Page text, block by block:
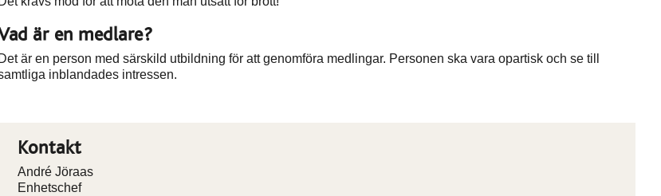
är en medlare?
Det är en person med särskild utbildning för att genomföra medlingar. Personen ska vara opartisk och se till
inblandades intressen.
Kontakt
André Jöraas
Enhetschef